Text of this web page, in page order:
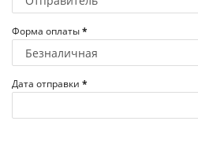
Форма оплаты*
Дата отправки *